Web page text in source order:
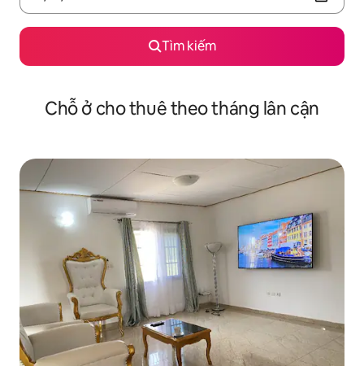
Tìm kiếm
Chỗ ở cho thuê theo tháng lân cận